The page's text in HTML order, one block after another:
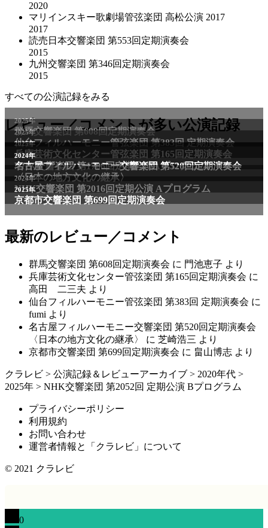
2020
マリインスキー歌劇場管弦楽団 高松公演 2017
2017
読売日本交響楽団 第553回定期演奏会
2015
九州交響楽団 第346回定期演奏会
2015
すべての公演記録をみる
レビュー／コメントが多い公演記録
2025年
群馬交響楽団 第608回定期演奏会
2025年
仙台フィルハーモニー管弦楽団 第383回 定期演奏会
2025年
兵庫芸術文化センター管弦楽団 第165回定期演奏会
2011年
NHK交響楽団 第1706回定期公演Aプログラム
2024年
名古屋フィルハーモニー交響楽団 第520回定期演奏会
〈日本の地方文化の継承〉
2024年
NHK交響楽団 第2016回定期公演 Aプログラム
2025年
京都市交響楽団 第699回定期演奏会
最新のレビュー／コメント
群馬交響楽団 第608回定期演奏会 に 門池恵子 より
兵庫芸術文化センター管弦楽団 第165回定期演奏会 に
高田 二三夫 より
仙台フィルハーモニー管弦楽団 第383回 定期演奏会 に
fumi より
名古屋フィルハーモニー交響楽団 第520回定期演奏会
〈日本の地方文化の継承〉
に 芝崎浩三 より
京都市交響楽団 第699回定期演奏会 に 畠山博志 より
クラレビ > 公演記録＆レビューアーカイブ > 2020年代 >
2025年 > NHK交響楽団 第2052回 定期公演 Bプログラム
プライバシーポリシー
利用規約
お問い合わせ
運営者情報と「クラレビ」について
© 2021 クラレビ
0